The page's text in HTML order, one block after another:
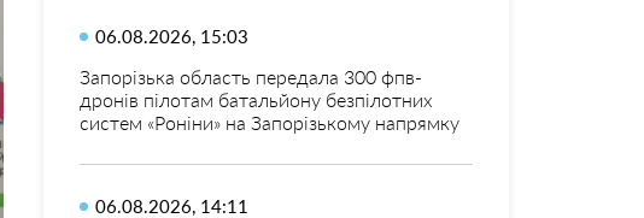
06.08.2026, 15:03
Запорізька область передала 300 фпв-
дронів пілотам батальйону безпілотних
систем «Роніни» на Запорізькому напрямку
06.08.2026, 14:11